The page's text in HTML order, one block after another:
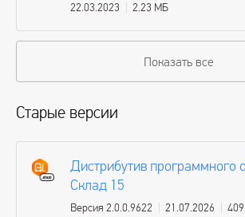
22.03.2023 2.23 МБ
Показать все
Старые версии
Дистрибутив программного
Склад 15
Версия 2.0.0.9622 21.07.2026